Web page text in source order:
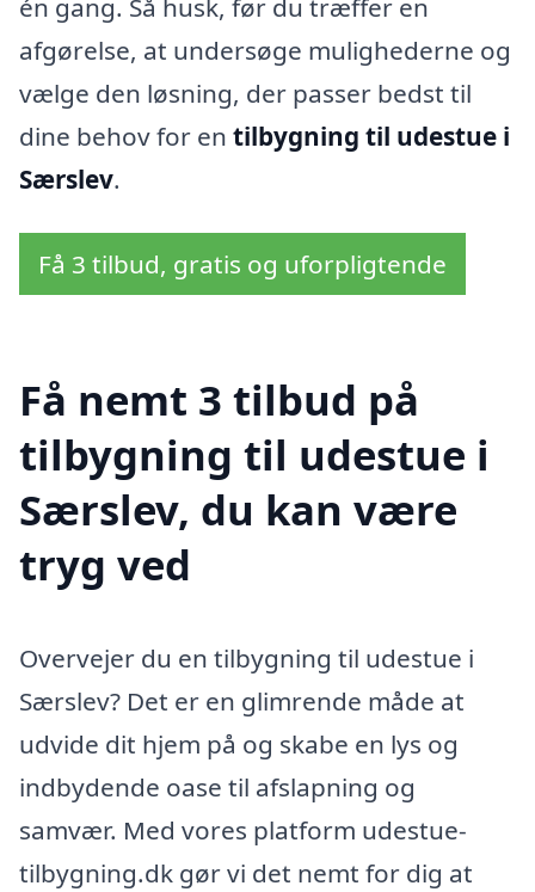
én gang. Så husk, før du træffer en
afgørelse, at undersøge mulighederne og
vælge den løsning, der passer bedst til
dine behov for en tilbygning til udestue i
Særslev.
Få 3 tilbud, gratis og uforpligtende
Få nemt 3 tilbud på
tilbygning til udestue i
Særslev, du kan være
tryg ved
Overvejer du en tilbygning til udestue i
Særslev? Det er en glimrende måde at
udvide dit hjem på og skabe en lys og
indbydende oase til afslapning og
samvær. Med vores platform udestue-
tilbygning.dk gør vi det nemt for dig at